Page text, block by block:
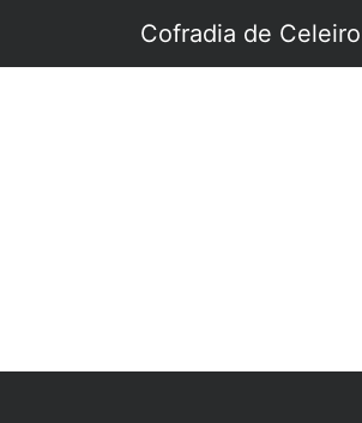
Cofradia de Celeiro